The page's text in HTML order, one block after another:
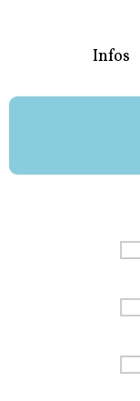
Infos